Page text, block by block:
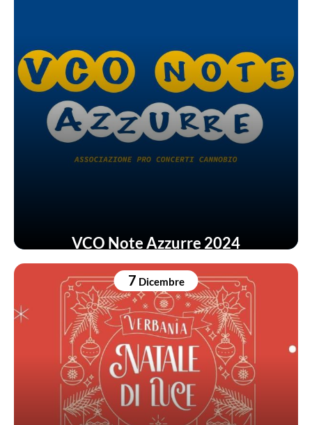
VCO Note Azzurre 2024
7 Dicembre